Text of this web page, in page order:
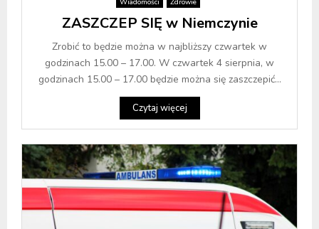
Wiadomości Zdrowie
ZASZCZEP SIĘ w Niemczynie
Zrobić to będzie można w najbliższy czwartek w
godzinach 15.00 – 17.00. W czwartek 4 sierpnia, w
godzinach 15.00 – 17.00 będzie można się zaszczepić...
Czytaj więcej